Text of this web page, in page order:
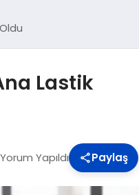
Lastik
Yapıldı Paylaş